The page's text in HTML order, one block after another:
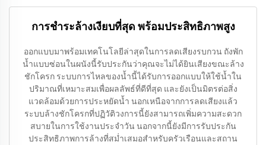
การชำระล้างเงียบที่สุด พร้อมประสิทธิภาพสูง
ออกแบบมาพร้อมเทคโนโลยีล่าสุดในการลดเสียงรบกวน ถังพัก
น้ำแบบซ่อนในผนังนี้รับประกันว่าคุณจะไม่ได้ยินเสียงขณะล้าง
ชักโครก ระบบการไหลของน้ำนี้ได้รับการออกแบบให้ใช้น้ำใน
ปริมาณที่เหมาะสมเพื่อผลลัพธ์ที่ดีที่สุด และยังเป็นมิตรต่อสิ่ง
แวดล้อมด้วยการประหยัดน้ำ นอกเหนือจากการลดเสียงแล้ว
ระบบล้างชักโครกที่ปฏิวัติวงการนี้ยังสามารถเพิ่มความสะดวก
สบายในการใช้งานประจำวัน นอกจากนี้ยังมีการรับประกัน
ประสิทธิภาพการล้างที่สม่ำเสมอสำหรับครัวเรือนและสถาน